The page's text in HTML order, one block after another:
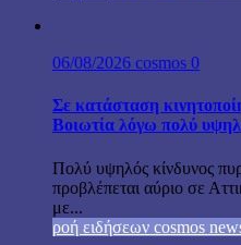
06/08/2026 cosmos 0
Σε κατάσταση
Βοιωτία λόγω πολύ
Πολύ υψηλός κίνδυνος
προβλέπεται αύριο σε
με...
ροή ειδήσεων cosmos